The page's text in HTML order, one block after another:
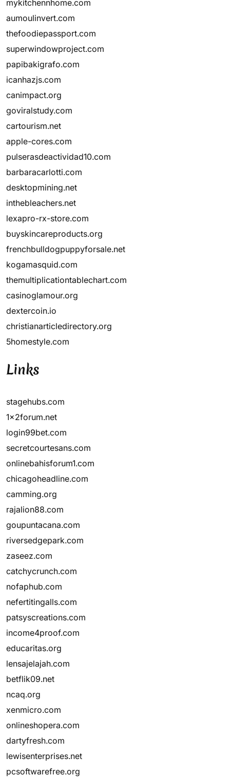
mykitchennhome.com
aumoulinvert.com
thefoodiepassport.com
superwindowproject.com
papibakigrafo.com
icanhazjs.com
canimpact.org
goviralstudy.com
cartourism.net
apple-cores.com
pulserasdeactividad10.com
barbaracarlotti.com
desktopmining.net
inthebleachers.net
lexapro-rx-store.com
buyskincareproducts.org
frenchbulldogpuppyforsale.net
kogamasquid.com
themultiplicationtablechart.com
casinoglamour.org
dextercoin.io
christianarticledirectory.org
5homestyle.com
Links
stagehubs.com
1x2forum.net
login99bet.com
secretcourtesans.com
onlinebahisforum1.com
chicagoheadline.com
camming.org
rajalion88.com
goupuntacana.com
riversedgepark.com
zaseez.com
catchycrunch.com
nofaphub.com
nefertitingalls.com
patsyscreations.com
income4proof.com
educaritas.org
lensajelajah.com
betflik09.net
ncaq.org
xenmicro.com
onlineshopera.com
dartyfresh.com
lewisenterprises.net
pcsoftwarefree.org